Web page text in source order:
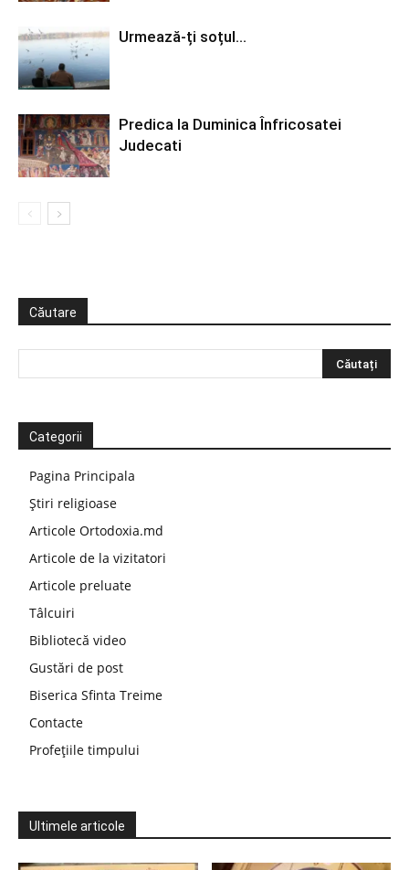
Urmează-ți soțul…
Predica la Duminica Înfricosatei
Judecati
Căutare
Categorii
Pagina Principala
Știri religioase
Articole Ortodoxia.md
Articole de la vizitatori
Articole preluate
Tâlcuiri
Bibliotecă video
Gustări de post
Biserica Sfinta Treime
Contacte
Profețiile timpului
Ultimele articole